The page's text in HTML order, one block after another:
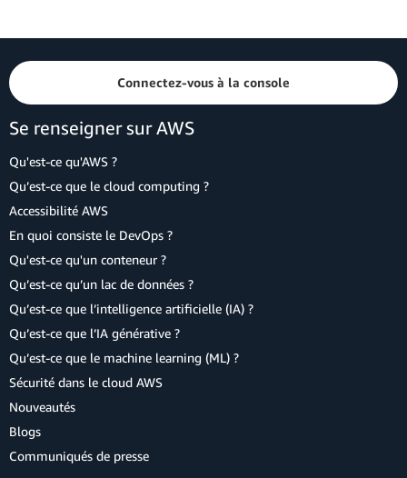
Connectez-vous à la console
Se renseigner sur AWS
Qu'est-ce qu'AWS ?
Qu’est-ce que le cloud computing ?
Accessibilité AWS
En quoi consiste le DevOps ?
Qu'est-ce qu'un conteneur ?
Qu’est-ce qu’un lac de données ?
Qu’est-ce que l’intelligence artificielle (IA) ?
Qu’est-ce que l’IA générative ?
Qu’est-ce que le machine learning (ML) ?
Sécurité dans le cloud AWS
Nouveautés
Blogs
Communiqués de presse